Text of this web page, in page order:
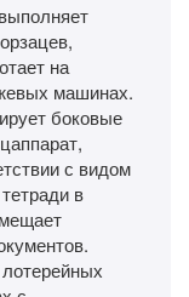
на
машинах.
боковые
с видом
в